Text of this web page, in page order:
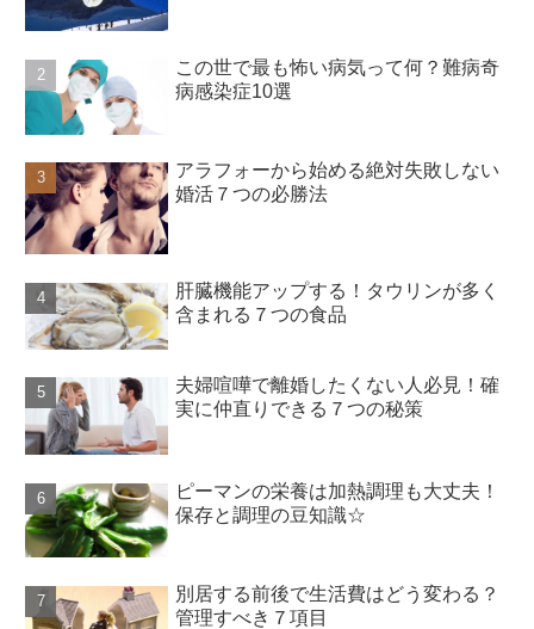
この世で最も怖い病気って何？難病奇
病感染症10選
アラフォーから始める絶対失敗しない
婚活７つの必勝法
肝臓機能アップする！タウリンが多く
含まれる７つの食品
夫婦喧嘩で離婚したくない人必見！確
実に仲直りできる７つの秘策
ピーマンの栄養は加熱調理も大丈夫！
保存と調理の豆知識☆
別居する前後で生活費はどう変わる？
管理すべき７項目